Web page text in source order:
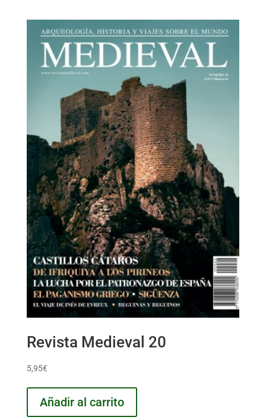
Revista Medieval 20
5,95€
Añadir al carrito